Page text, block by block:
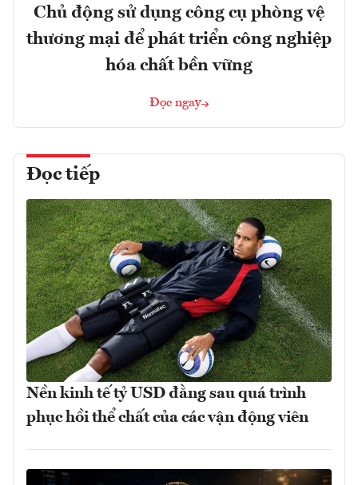
Chủ động sử dụng công cụ phòng vệ
thương mại để phát triển công nghiệp
hóa chất bền vững
Đọc ngay
Đọc tiếp
Nền kinh tế tỷ USD đằng sau quá trình
phục hồi thể chất của các vận động viên